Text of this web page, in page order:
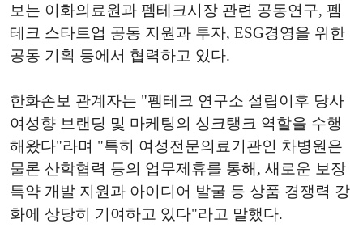
보는 이화의료원과 펨테크시장 관련 공동연구, 펨
테크 스타트업 공동 지원과 투자, ESG경영을 위한
공동 기획 등에서 협력하고 있다.
한화손보 관계자는 "펨테크 연구소 설립이후 당사
여성향 브랜딩 및 마케팅의 싱크탱크 역할을 수행
해왔다"라며 "특히 여성전문의료기관인 차병원은
물론 산학협력 등의 업무제휴를 통해, 새로운 보장
특약 개발 지원과 아이디어 발굴 등 상품 경쟁력 강
화에 상당히 기여하고 있다"라고 말했다.